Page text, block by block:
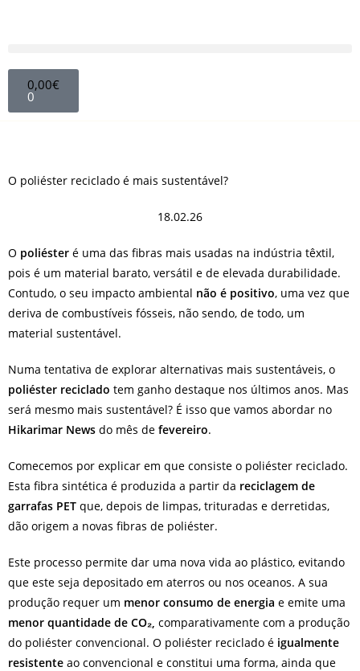
0,00€
0
O poliéster reciclado é mais sustentável?
18.02.26
O poliéster é uma das fibras mais usadas na indústria têxtil,
pois é um material barato, versátil e de elevada durabilidade.
Contudo, o seu impacto ambiental não é positivo, uma vez que
deriva de combustíveis fósseis, não sendo, de todo, um
material sustentável.
Numa tentativa de explorar alternativas mais sustentáveis, o
poliéster reciclado tem ganho destaque nos últimos anos. Mas
será mesmo mais sustentável? É isso que vamos abordar no
Hikarimar News do mês de fevereiro.
Comecemos por explicar em que consiste o poliéster reciclado.
Esta fibra sintética é produzida a partir da reciclagem de
garrafas PET que, depois de limpas, trituradas e derretidas,
dão origem a novas fibras de poliéster.
Este processo permite dar uma nova vida ao plástico, evitando
que este seja depositado em aterros ou nos oceanos. A sua
produção requer um menor consumo de energia e emite uma
menor quantidade de CO₂, comparativamente com a produção
do poliéster convencional. O poliéster reciclado é igualmente
resistente ao convencional e constitui uma forma, ainda que